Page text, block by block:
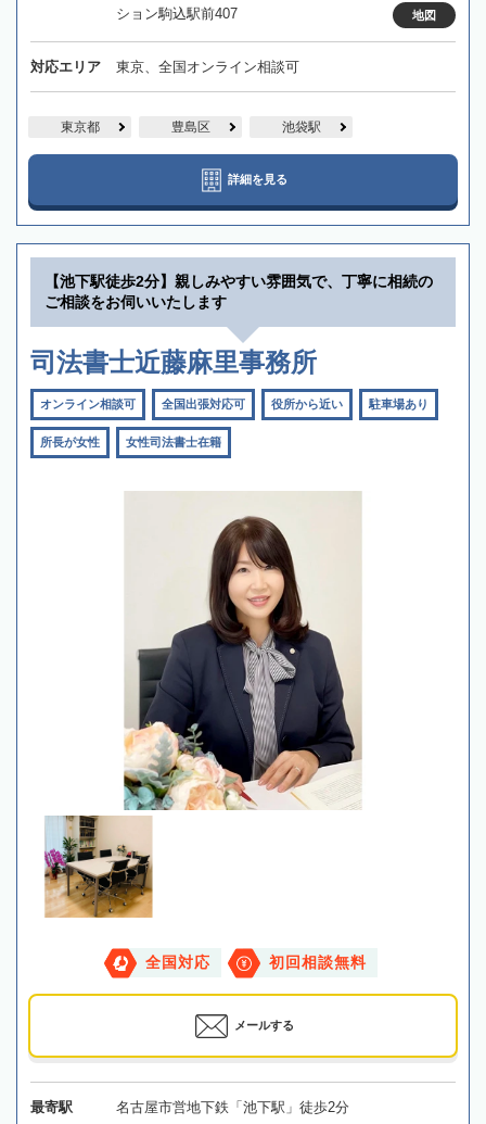
ション駒込駅前407
地図
対応エリア 東京、全国オンライン相談可
東京都 豊島区 池袋駅
詳細を見る
【池下駅徒歩2分】親しみやすい雰囲気で、丁寧に相続の
ご相談をお伺いいたします
司法書士近藤麻里事務所
オンライン相談可 全国出張対応可 役所から近い 駐車場あり
所長が女性 女性司法書士在籍
全国対応 初回相談無料
メールする
最寄駅 名古屋市営地下鉄「池下駅」徒歩2分